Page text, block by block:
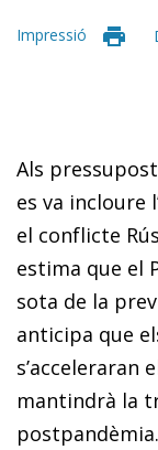
Impressió
Als
es va incloure
el conflicte
estima que el
sota de la
anticipa que
s’acceleraran
mantindrà la